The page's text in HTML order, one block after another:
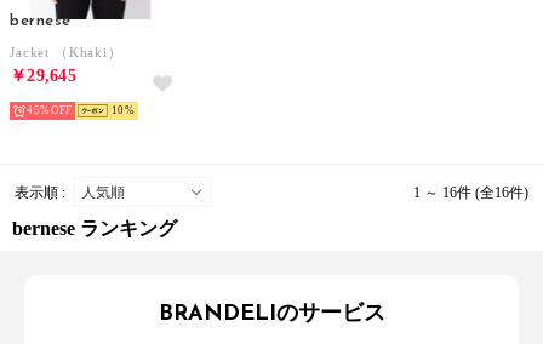
bernese
Jacket （Khaki）
￥29,645
45% 10
表示順 : 1 ～ 16件 (全16件)
bernese ランキング
BRANDELIのサービス